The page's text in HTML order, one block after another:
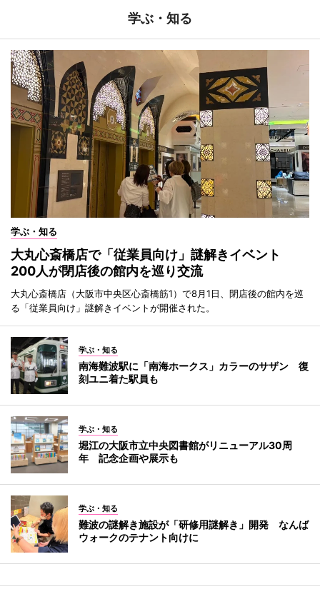
学ぶ・知る
学ぶ・知る
大丸心斎橋店で「従業員向け」謎解きイベント
200人が閉店後の館内を巡り交流
大丸心斎橋店（大阪市中央区心斎橋筋1）で8月1日、閉店後の館内を巡
る「従業員向け」謎解きイベントが開催された。
学ぶ・知る
南海難波駅に「南海ホークス」カラーのサザン 復
刻ユニ着た駅員も
学ぶ・知る
堀江の大阪市立中央図書館がリニューアル30周
年 記念企画や展示も
学ぶ・知る
難波の謎解き施設が「研修用謎解き」開発 なんば
ウォークのテナント向けに